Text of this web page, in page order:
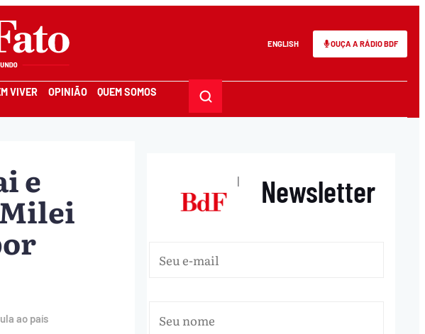
ENGLISH OUÇA A RÁDIO BDF
VIVER OPINIÃO QUEM SOMOS
e
ao país
| Newsletter